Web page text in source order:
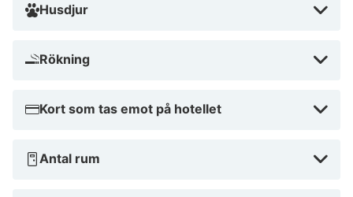
Husdjur
Rökning
Kort som tas emot på hotellet
Antal rum